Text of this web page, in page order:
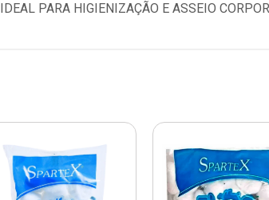
IDEAL PARA HIGIENIZAÇÃO E ASSEIO